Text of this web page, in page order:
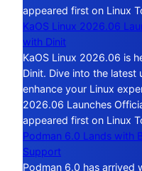
appeared first on Linux
KaOS Linux 2026.06
with Dinit
KaOS Linux 2026.06 is
Dinit. Dive into the
enhance your Linux
2026.06 Launches
appeared first on Linux
Podman 6.0 Lands with
Support
Podman 6.0 has arrived